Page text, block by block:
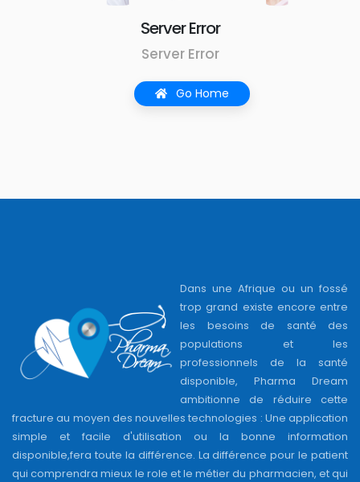
Server Error
Server Error
Go Home
Dans une Afrique ou un fossé
trop grand existe encore entre
les besoins de santé des
populations et les
professionnels de la santé
disponible, Pharma Dream
ambitionne de réduire cette
fracture au moyen des nouvelles technologies : Une application
simple et facile d'utilisation ou la bonne information
disponible,fera toute la différence. La différence pour le patient
qui comprendra mieux le role et le métier du pharmacien, et qui